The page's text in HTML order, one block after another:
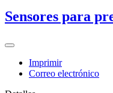
Sensores para
Imprimir
Correo electrónico